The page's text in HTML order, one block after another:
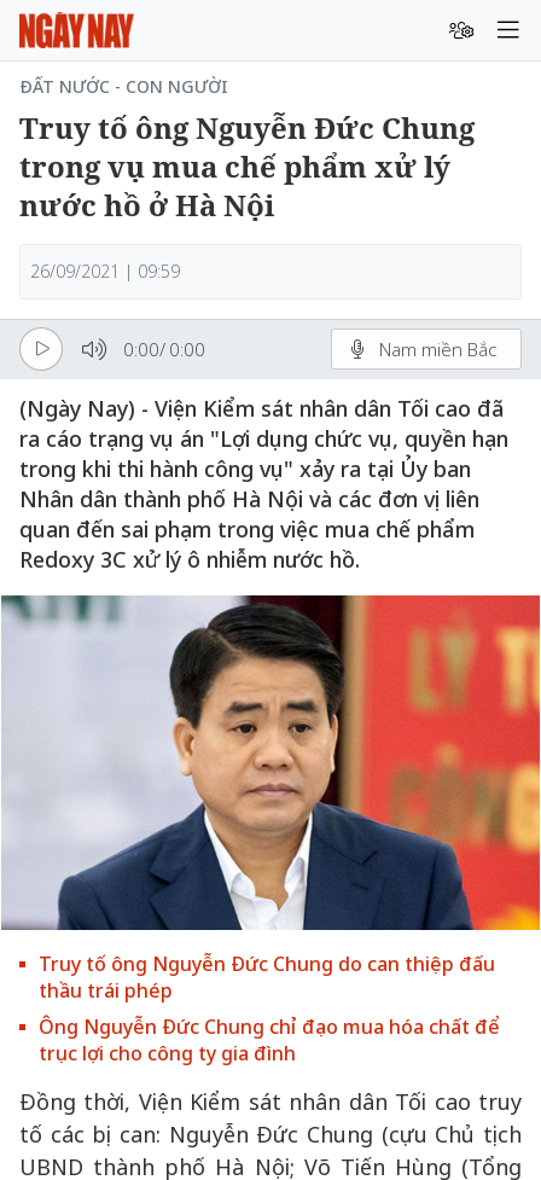
ĐẤT NƯỚC - CON NGƯỜI
Truy tố ông Nguyễn Đức Chung
trong vụ mua chế phẩm xử lý
nước hồ ở Hà Nội
26/09/2021 | 09:59
0:00/ 0:00 Nam miền Bắc
(Ngày Nay) - Viện Kiểm sát nhân dân Tối cao đã
ra cáo trạng vụ án "Lợi dụng chức vụ, quyền hạn
trong khi thi hành công vụ" xảy ra tại Ủy ban
Nhân dân thành phố Hà Nội và các đơn vị liên
quan đến sai phạm trong việc mua chế phẩm
Redoxy 3C xử lý ô nhiễm nước hồ.
Truy tố ông Nguyễn Đức Chung do can thiệp đấu
thầu trái phép
Ông Nguyễn Đức Chung chỉ đạo mua hóa chất để
trục lợi cho công ty gia đình
Đồng thời, Viện Kiểm sát nhân dân Tối cao truy
tố các bị can: Nguyễn Đức Chung (cựu Chủ tịch
UBND thành phố Hà Nội; Võ Tiến Hùng (Tổng